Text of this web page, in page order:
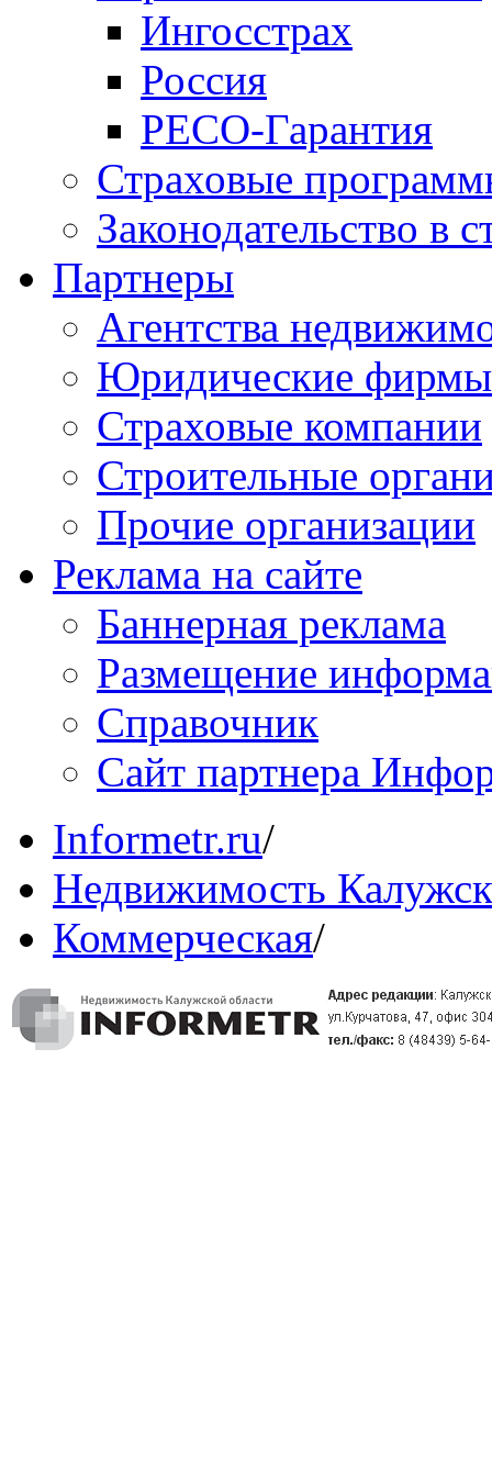
Ингосстрах
Россия
РЕСО-Гарантия
Страховые
Законодательство в
Партнеры
Агентства
Юридические фирмы
Страховые компании
Строительные
Прочие организации
Реклама на сайте
Баннерная реклама
Размещение
Справочник
Сайт партнера
Informetr.ru/
Недвижимость
Коммерческая/